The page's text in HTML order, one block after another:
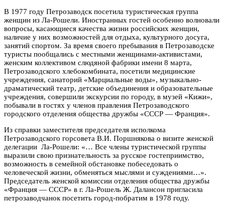
В 1977 году Петрозаводск посетила туристическая группа
женщин из Ла-Рошели. Иностранных гостей особенно волновали
вопросы, касающиеся качества жизни российских женщин,
наличие у них возможностей для отдыха, культурного досуга,
занятий спортом. За время своего пребывания в Петрозаводске
туристы пообщались с местными женщинами-активистами,
женским коллективом слюдяной фабрики имени 8 марта,
Петрозаводского хлебокомбината, посетили медицинские
учреждения, санаторий «Марциальные воды», музыкально-
драматический театр, детские объединения и образовательные
учреждения, совершили экскурсии по городу, в музей «Кижи»,
побывали в гостях у членов правления Петрозаводского
городского отделения общества дружбы «СССР — Франция».
Из справки заместителя председателя исполкома
Петрозаводского горсовета В.И. Поршнякова о визите женской
делегации Ла-Рошели: «… Все члены туристической группы
выразили свою признательность за русское гостеприимство,
возможность в семейной обстановке побеседовать о
человеческой жизни, обменяться мыслями и суждениями…».
Председатель женской комиссии отделения общества дружбы
«Франция — СССР» в г. Ла-Рошель Ж. Далансон пригласила
петрозаводчанок посетить город-побратим в 1978 году.